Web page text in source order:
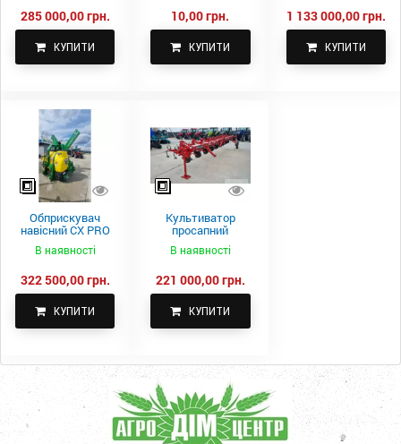
285 000,00 грн.
КУПИТИ
10,00 грн.
КУПИТИ
1 133 000,00 грн.
КУПИТИ
Обприскувач
навісний CX PRO
В наявності
322 500,00 грн.
КУПИТИ
Культиватор
просапний
КПН-5,6-05
В наявності
221 000,00 грн.
КУПИТИ